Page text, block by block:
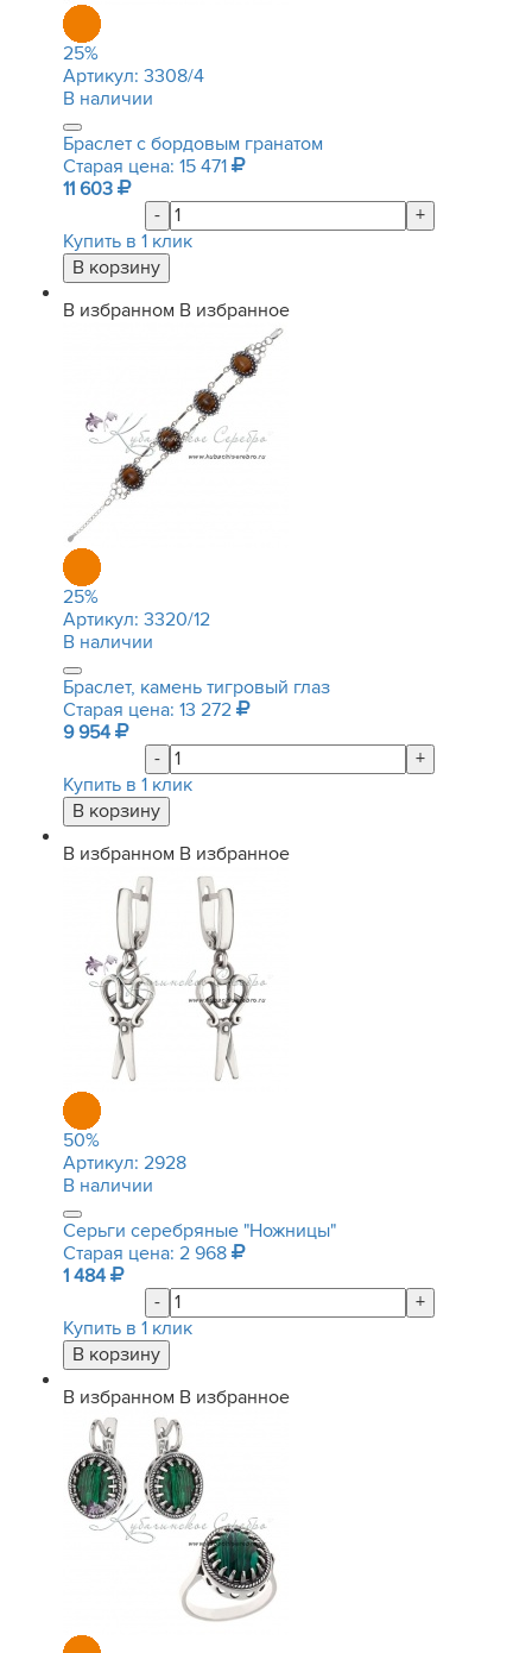
25%
Артикул: 3308/4
В наличии
Браслет с бордовым гранатом
Старая цена: 15 471
11 603
-
+
Купить в 1 клик
В избранном В избранное
25%
Артикул: 3320/12
В наличии
Браслет, камень тигровый глаз
Старая цена: 13 272
9 954
-
+
Купить в 1 клик
В избранном В избранное
50%
Артикул: 2928
В наличии
Серьги серебряные "Ножницы"
Старая цена: 2 968
1 484
-
+
Купить в 1 клик
В избранном В избранное